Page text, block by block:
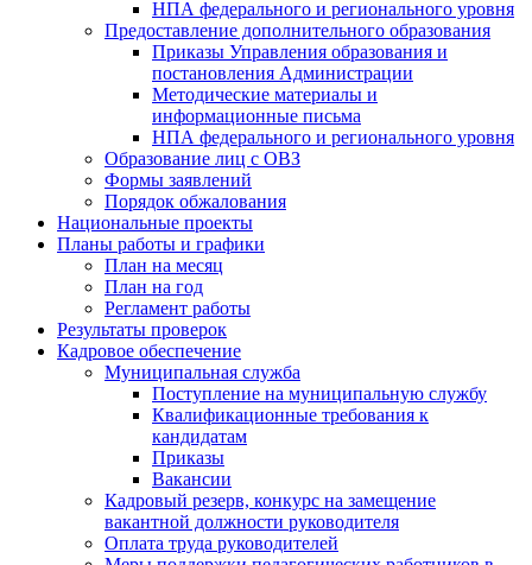
НПА федерального и регионального уровня
Предоставление дополнительного образования
Приказы Управления образования и
постановления Администрации
Методические материалы и
информационные письма
НПА федерального и регионального уровня
Образование лиц с ОВЗ
Формы заявлений
Порядок обжалования
Национальные проекты
Планы работы и графики
План на месяц
План на год
Регламент работы
Результаты проверок
Кадровое обеспечение
Муниципальная служба
Поступление на муниципальную службу
Квалификационные требования к
кандидатам
Приказы
Вакансии
Кадровый резерв, конкурс на замещение
вакантной должности руководителя
Оплата труда руководителей